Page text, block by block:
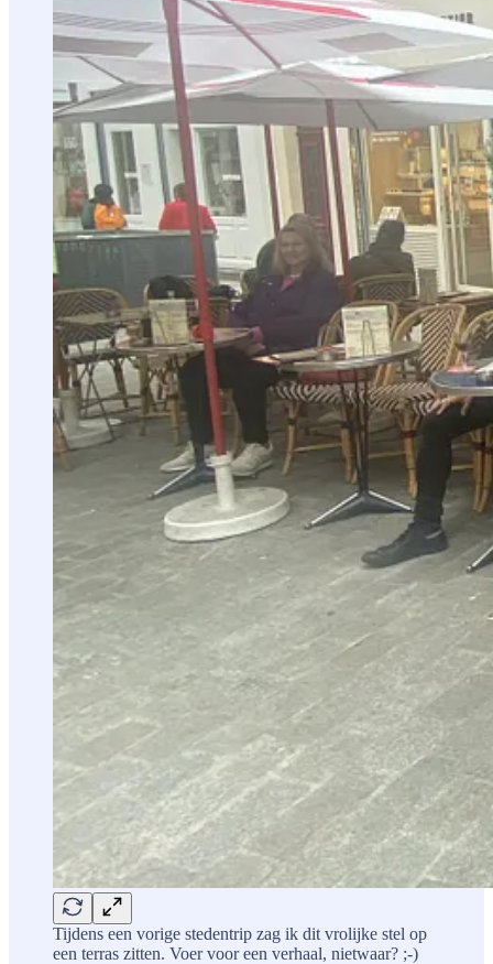
Tijdens een vorige stedentrip zag ik dit vrolijke stel op
een terras zitten. Voer voor een verhaal, nietwaar? ;-)